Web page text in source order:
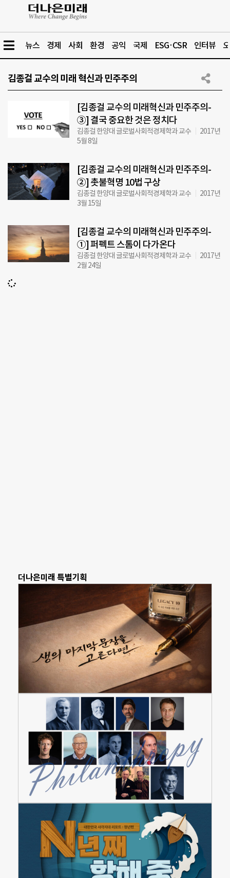
뉴스 경제 사회 환경 공익 국제 ESG·CSR 인터뷰
김종걸 교수의 미래 혁신과 민주주의
[김종걸 교수의 미래혁신과 민주주의-
③] 결국 중요한 것은 정치다
김종걸 한양대 글로벌사회적경제학과 교수
2017년
5월 8일
[김종걸 교수의 미래혁신과 민주주의-
②] 촛불혁명 10법 구상
김종걸 한양대 글로벌사회적경제학과 교수
2017년
3월 15일
[김종걸 교수의 미래혁신과 민주주의-
①] 퍼펙트 스톰이 다가온다
김종걸 한양대 글로벌사회적경제학과 교수
2017년
2월 24일
더나은미래 특별기획